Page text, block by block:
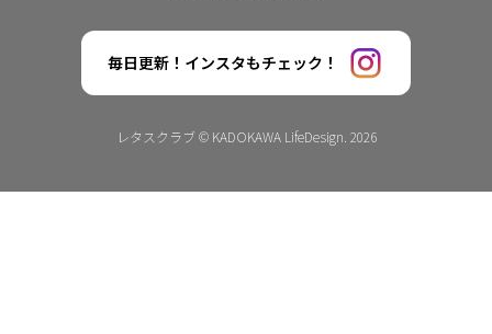
毎日更新！インスタもチェック！
レタスクラブ © KADOKAWA LifeDesign. 2026